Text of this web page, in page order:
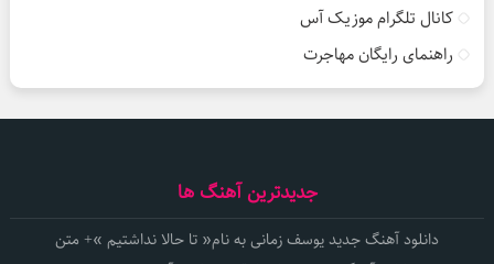
کانال تلگرام موزیک آس
راهنمای رایگان مهاجرت
جدیدترین آهنگ ها
دانلود آهنگ جدید یوسف زمانی به نام« تا حالا نداشتیم »+ متن